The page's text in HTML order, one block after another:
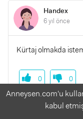
Handex
6 yıl önce
Kürtaj olmakda
0 0
Anneysen.com'u
kabul